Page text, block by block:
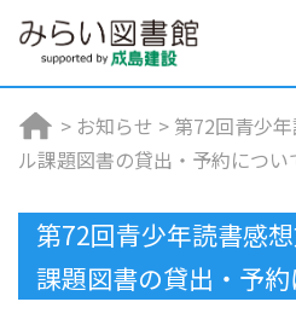
> お知らせ > 第72回青少
ル課題図書の貸出・予約につい
第72回青少年読書感
課題図書の貸出・予約